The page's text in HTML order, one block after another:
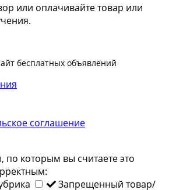
или оплачивайте товар или
бесплатных объявлений
соглашение
которым вы считаете это
Запрещенный товар/